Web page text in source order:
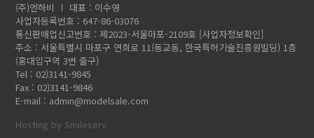
(주)엔하비
대표 : 이수영
사업자등록번호 : 647-86-03076
통신판매업신고번호 : 제2023-서울마포-2109호 [사업자정보확인]
주소 : 서울특별시 마포구 연희로 11(동교동, 한국특허기술진흥원빌딩) 1층
(홍대입구역 3번 출구)
Tel : 02)3141-9845
Fax : 02)3141-9846
E-mail : admin@modelsale.com
Hosting by Smileserv